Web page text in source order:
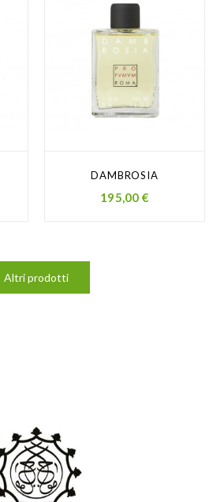
DAMBROSIA
Prezzo
195,00 €
Altri prodotti